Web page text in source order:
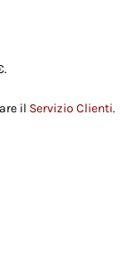
il Servizio Clienti.